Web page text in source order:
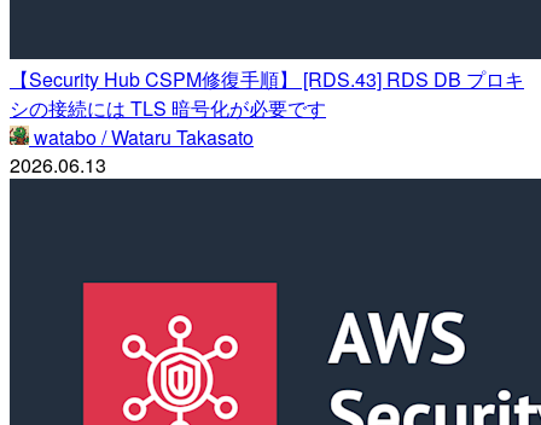
【Security Hub CSPM修復手順】 [RDS.43] RDS DB プロキ
シの接続には TLS 暗号化が必要です
watabo / Wataru Takasato
2026.06.13